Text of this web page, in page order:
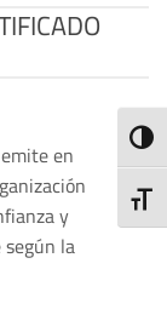
en
y
la